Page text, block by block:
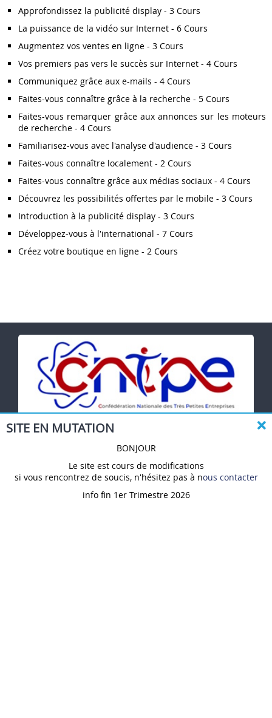
Approfondissez la publicité display - 3 Cours
La puissance de la vidéo sur Internet - 6 Cours
Augmentez vos ventes en ligne - 3 Cours
Vos premiers pas vers le succès sur Internet - 4 Cours
Communiquez grâce aux e-mails - 4 Cours
Faites-vous connaître grâce à la recherche - 5 Cours
Faites-vous remarquer grâce aux annonces sur les moteurs
de recherche - 4 Cours
Familiarisez-vous avec l'analyse d'audience - 3 Cours
Faites-vous connaître localement - 2 Cours
Faites-vous connaître grâce aux médias sociaux - 4 Cours
Découvrez les possibilités offertes par le mobile - 3 Cours
Introduction à la publicité display - 3 Cours
Développez-vous à l'international - 7 Cours
Créez votre boutique en ligne - 2 Cours
CNTPE - Confédération Nationale des Très Petites
NAVIGATION
SITE EN MUTATION
BONJOUR
Le site est cours de modifications
si vous rencontrez de soucis, n'hésitez pas à nous contacter
info fin 1er Trimestre 2026